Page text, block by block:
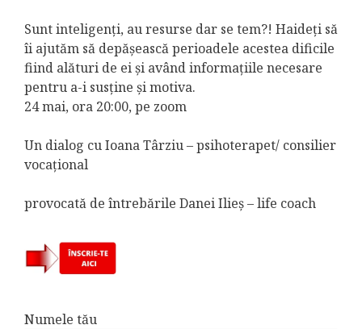
Sunt inteligenți, au resurse dar se tem?! Haideți să
îi ajutăm să depășească perioadele acestea dificile
fiind alături de ei și având informațiile necesare
pentru a-i susține și motiva.
24 mai, ora 20:00, pe zoom
Un dialog cu Ioana Târziu – psihoterapet/ consilier
vocațional
provocată de întrebările Danei Ilieș – life coach
Numele tău